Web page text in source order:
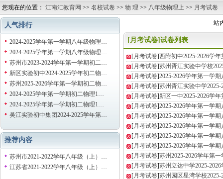
您现在的位置： 江南汇教育网 >> 名校试卷 >> 物 理 >> 八年级物理上 >> 月考试卷
站
人气排行
2024-2025学年第一学期八年级物理…
2024-2025学年第一学期八年级物理…
苏州市2023-2024学年第一学期初二…
新区实验初中2024-2025学年初二物…
苏州2025-2026学年第一学期初二物…
2024-2025学年第一学期初二物理1…
2024-2025学年第一学期初二物理1…
吴江实验初中集团2024-2025学年第…
推荐内容
苏州市2021-2022学年八年级（上）…
江苏省2021-2022学年八年级（上）…
[月考试卷]试卷列表
[月考试卷]西附初中2025-2026学
[月考试卷]苏州胥江实验中学校
[月考试卷]2025-2026学年第一学
[月考试卷]苏州胥江实验中学
[月考试卷]新区一中2025-2026学
[月考试卷]2025-2026学年第一学
[月考试卷]2025-2026学年第一学
[月考试卷]2025-2026学年第一学
[月考试卷]2025-2026学年第一学
[月考试卷]2025-2026学年第一学
[月考试卷]苏州2025-2026学年第
[月考试卷]苏州立达中学2025-
[月考试卷]苏州园区星湾学校